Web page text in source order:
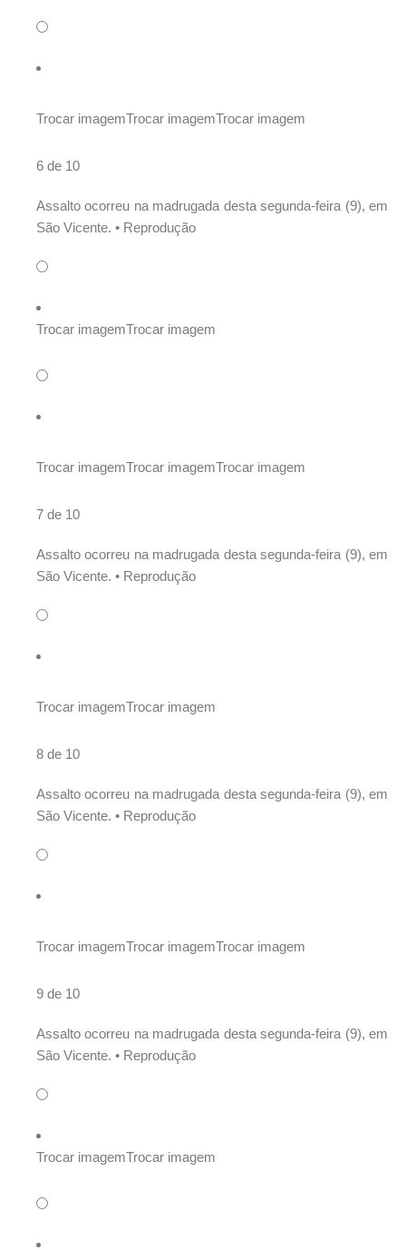
Trocar imagemTrocar imagemTrocar imagem
6 de 10
Assalto ocorreu na madrugada desta segunda-feira (9), em
São Vicente. • Reprodução
Trocar imagemTrocar imagem
Trocar imagemTrocar imagemTrocar imagem
7 de 10
Assalto ocorreu na madrugada desta segunda-feira (9), em
São Vicente. • Reprodução
Trocar imagemTrocar imagem
8 de 10
Assalto ocorreu na madrugada desta segunda-feira (9), em
São Vicente. • Reprodução
Trocar imagemTrocar imagemTrocar imagem
9 de 10
Assalto ocorreu na madrugada desta segunda-feira (9), em
São Vicente. • Reprodução
Trocar imagemTrocar imagem